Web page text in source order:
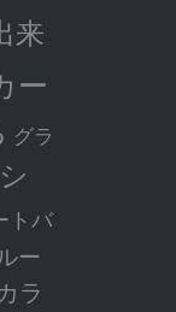
来
ー
グラ
シ
トバ
ー
ラ